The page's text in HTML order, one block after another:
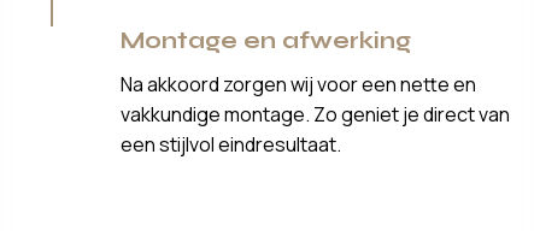
Montage en afwerking
Na akkoord zorgen wij voor een nette en
vakkundige montage. Zo geniet je direct van
een stijlvol eindresultaat.